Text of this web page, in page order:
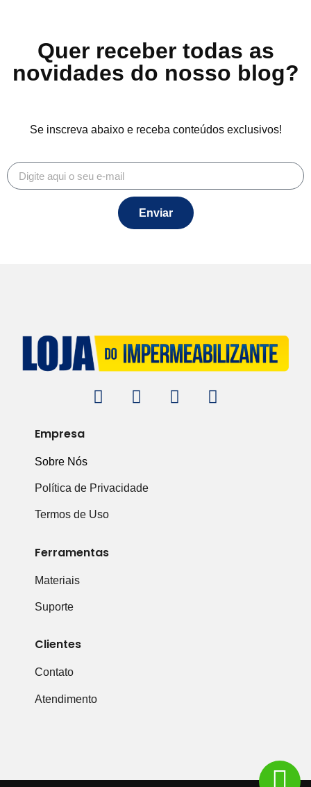
Quer receber todas as
novidades do nosso blog?
Se inscreva abaixo e receba conteúdos exclusivos!
Enviar
Empresa
Sobre Nós
Política de Privacidade
Termos de Uso
Ferramentas
Materiais
Suporte
Clientes
Contato
Atendimento